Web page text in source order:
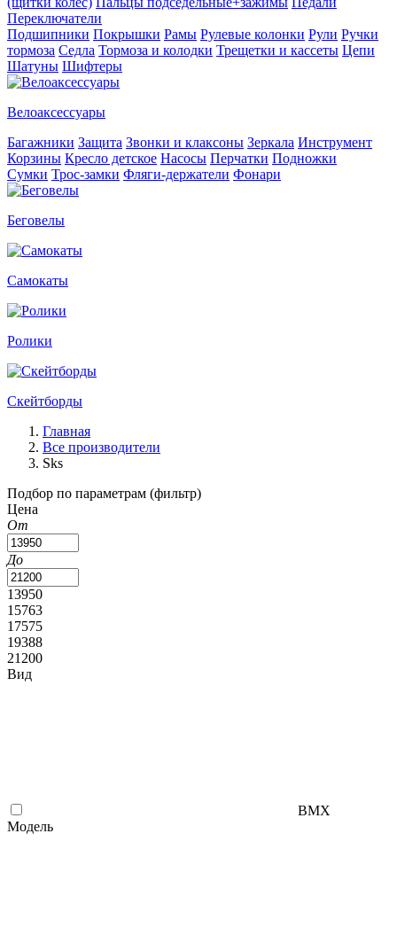
Переключатели
Подшипники Покрышки Рамы Рулевые колонки Рули Ручки
тормоза Седла Тормоза и колодки Трещетки и кассеты Цепи
Шатуны Шифтеры
Велоаксессуары
Багажники Защита Звонки и клаксоны Зеркала Инструмент
Корзины Кресло детское Насосы Перчатки Подножки
Сумки Трос-замки Фляги-держатели Фонари
Беговелы
Самокаты
Ролики
Скейтборды
Главная
Все производители
Sks
Подбор по параметрам (фильтр)
Цена
От
До
13950
15763
17575
19388
21200
Вид
BMX
Модель